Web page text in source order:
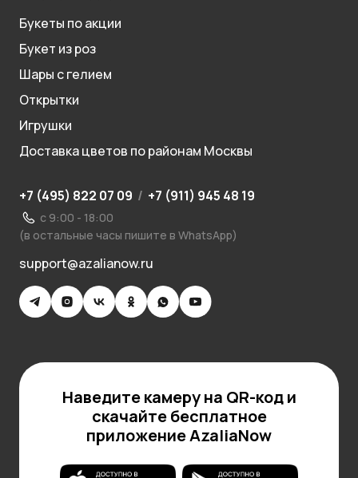
Букеты по акции
Букет из роз
Шары с гелием
Открытки
Игрушки
Доставка цветов по районам Москвы
+7 (495) 822 07 09 / +7 (911) 945 48 19
с 9:00 - 18:00
(в остальные часы пишите в WhatsApp)
support@azalianow.ru
Наведите камеру на QR-код и
скачайте бесплатное
приложение AzaliaNow